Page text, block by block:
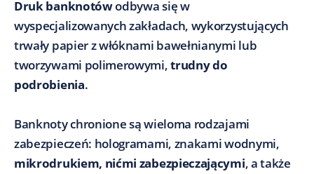
Druk banknotówodbywa się w
wyspecjalizowanych zakładach, wykorzystujących
trwały papier z włóknami bawełnianymi lub
tworzywami polimerowymi,trudny do
podrobienia.
Banknoty chronione są wieloma rodzajami
zabezpieczeń: hologramami, znakami wodnymi,
mikrodrukiem, nićmi zabezpieczającymi, a także